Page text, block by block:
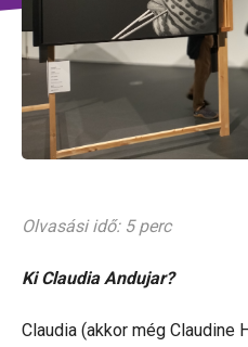
Olvasási idő: 5 perc
Ki Claudia Andujar?
Claudia (akkor még